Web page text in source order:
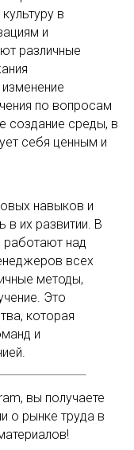
в
и
различные
по вопросам
создание среды, в
себя ценным и
навыков и
в их развитии. В
работают над
всех
методы,
Это
которая
и
вы получаете
о рынке труда в